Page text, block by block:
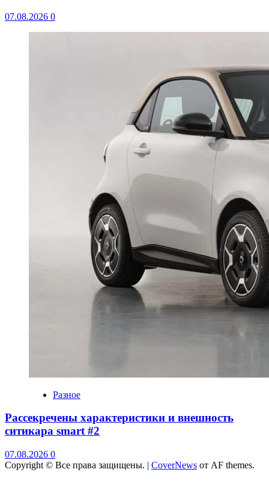
07.08.2026 0
Разное
Рассекречены характеристики и внешность
ситикара smart #2
07.08.2026 0
Copyright © Все права защищены. | CoverNews от AF themes.